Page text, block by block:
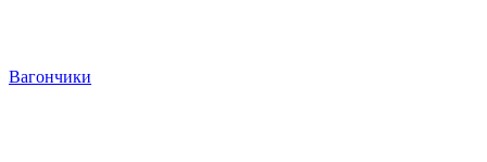
Вагончики